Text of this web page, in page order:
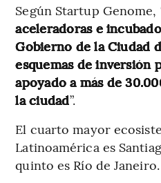
Según Startup Genome,
aceleradoras e
Gobierno de la Ciudad
esquemas de inversión
apoyado a más de
la ciudad”.
El cuarto mayor
Latinoamérica es
quinto es Río de Janeiro.